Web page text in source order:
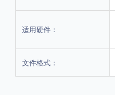
适用硬件：
文件格式：